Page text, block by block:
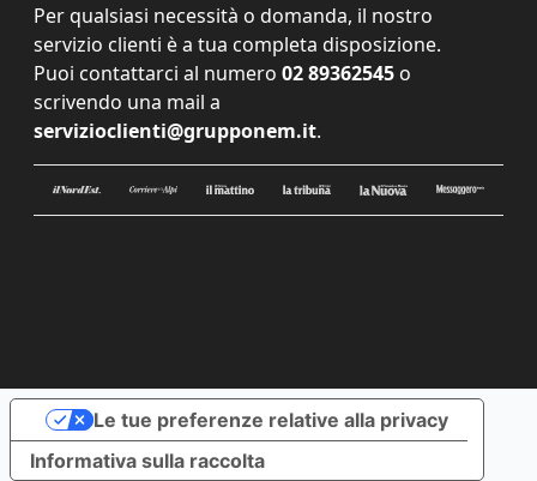
Per qualsiasi necessità o domanda, il nostro
servizio clienti è a tua completa disposizione.
Puoi contattarci al numero 02 89362545 o
scrivendo una mail a
servizioclienti@grupponem.it.
Informativa sulla raccolta
Le tue preferenze relative alla privacy